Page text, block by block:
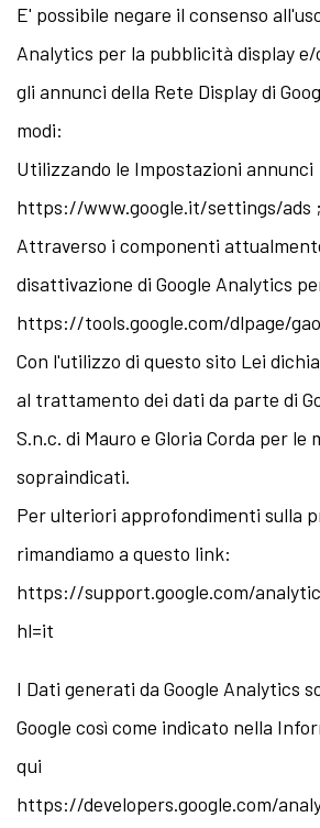
E' possibile negare il consenso
Analytics per la pubblicità display
gli annunci della Rete Display di
modi:
Utilizzando le Impostazioni annunci
https://www.google.it/settings/ads ;
Attraverso i componenti
disattivazione di Google Analytics
https://tools.google.com/dlpage/
Con l'utilizzo di questo sito Lei
al trattamento dei dati da parte di
S.n.c. di Mauro e Gloria Corda per le
sopraindicati.
Per ulteriori approfondimenti sulla
rimandiamo a questo link:
https://support.google.com/
hl=it
I Dati generati da Google Analytics
Google così come indicato nella
qui
https://developers.google.com/